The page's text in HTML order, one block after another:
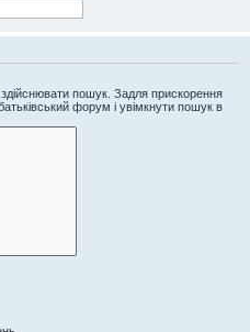
пошук. Задля прискорення
форум і увімкнути пошук в